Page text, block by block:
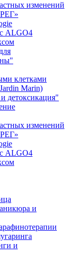
изменений
ALGO4
клетками
Marin)
детоксикация"
изменений
ALGO4
и
и